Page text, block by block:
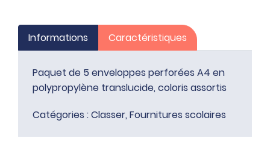
Informations Caractéristiques
Paquet de 5 enveloppes perforées A4 en
polypropylène translucide, coloris assortis
Catégories :Classer, Fournitures scolaires